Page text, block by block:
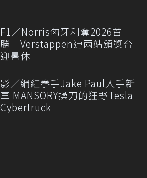
F1／Norris匈牙利奪2026首
勝 Verstappen連兩站頒獎台
迎暑休
影／網紅拳手Jake Paul入手新
車 MANSORY操刀的狂野Tesla
Cybertruck